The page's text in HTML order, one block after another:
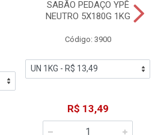
SABÃO PEDAÇO YPÊ
NEUTRO 5X180G 1KG
Código: 3900
R$ 13,49